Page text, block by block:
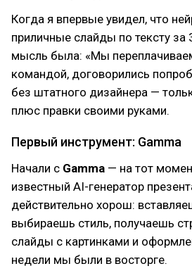
Когда я впервые увидел, что
приличные слайды по тексту за
мысль была: «Мы
командой, договорились
без штатного дизайнера —
плюс правки своими руками.
Первый инструмент: Gamma
Начали с Gamma — на тот
известный AI-генератор
действительно хорош:
выбираешь стиль, получаешь
слайды с картинками и
недели мы были в восторге.